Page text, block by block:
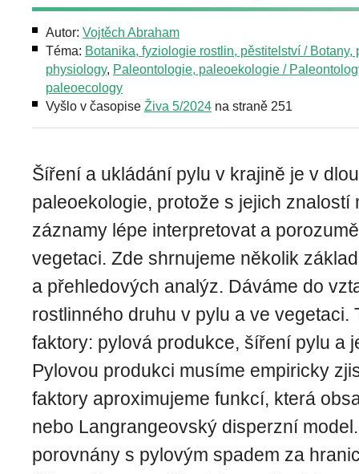
Autor: Vojtěch Abraham
Téma: Botanika, fyziologie rostlin, pěstitelství / Botany,
physiology, Paleontologie, paleoekologie /
paleoecology
Vyšlo v časopise Živa 5/2024 na straně 251
Šíření a ukládání pylu v krajině je v
paleoekologie, protože s jejich znalostí
záznamy lépe interpretovat a
vegetaci. Zde shrnujeme několik
a přehledových analýz. Dáváme do
rostlinného druhu v pylu a ve vegetaci.
faktory: pylová produkce, šíření pylu a
Pylovou produkci musíme empiricky
faktory aproximujeme funkcí, která
nebo Langrangeovský disperzní
porovnány s pylovým spadem za